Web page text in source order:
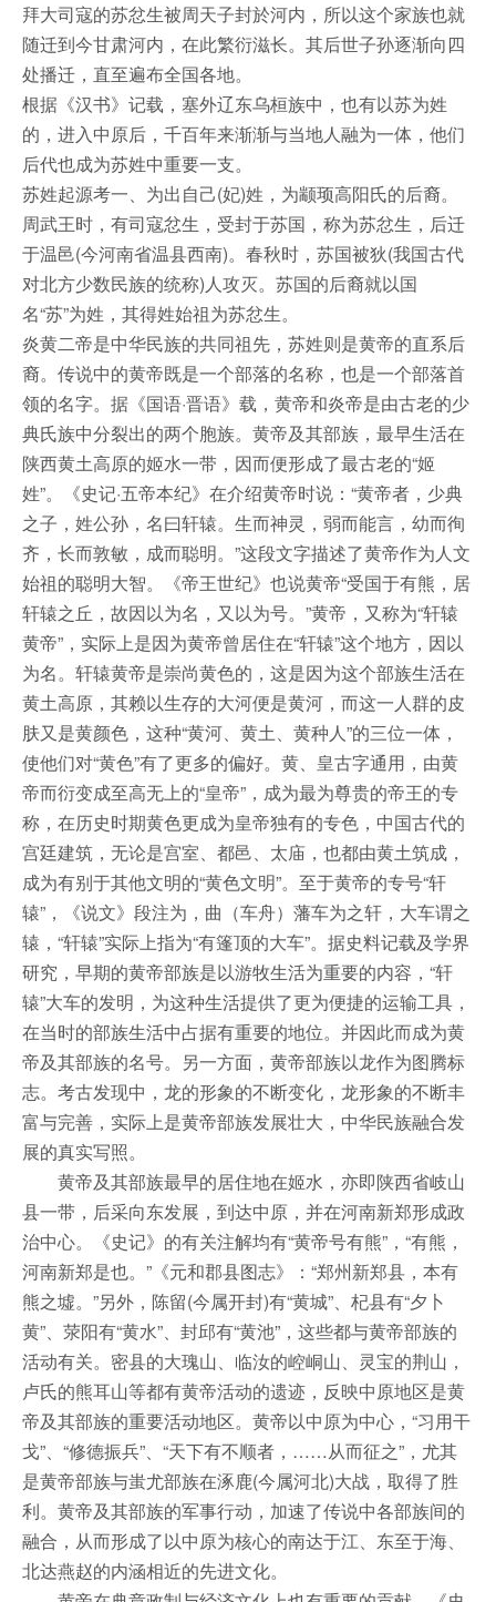
拜大司寇的苏忿生被周天子封於河内，所以这个家族也就
随迁到今甘肃河内，在此繁衍滋长。其后世子孙逐渐向四
处播迁，直至遍布全国各地。
根据《汉书》记载，塞外辽东乌桓族中，也有以苏为姓
的，进入中原后，千百年来渐渐与当地人融为一体，他们
后代也成为苏姓中重要一支。
苏姓起源考一、为出自己(妃)姓，为颛顼高阳氏的后裔。
周武王时，有司寇忿生，受封于苏国，称为苏忿生，后迁
于温邑(今河南省温县西南)。春秋时，苏国被狄(我国古代
对北方少数民族的统称)人攻灭。苏国的后裔就以国
名“苏”为姓，其得姓始祖为苏忿生。
炎黄二帝是中华民族的共同祖先，苏姓则是黄帝的直系后
裔。传说中的黄帝既是一个部落的名称，也是一个部落首
领的名字。据《国语·晋语》载，黄帝和炎帝是由古老的少
典氏族中分裂出的两个胞族。黄帝及其部族，最早生活在
陕西黄土高原的姬水一带，因而便形成了最古老的“姬
姓”。《史记·五帝本纪》在介绍黄帝时说：“黄帝者，少典
之子，姓公孙，名曰轩辕。生而神灵，弱而能言，幼而徇
齐，长而敦敏，成而聪明。”这段文字描述了黄帝作为人文
始祖的聪明大智。《帝王世纪》也说黄帝“受国于有熊，居
轩辕之丘，故因以为名，又以为号。”黄帝，又称为“轩辕
黄帝”，实际上是因为黄帝曾居住在“轩辕”这个地方，因以
为名。轩辕黄帝是崇尚黄色的，这是因为这个部族生活在
黄土高原，其赖以生存的大河便是黄河，而这一人群的皮
肤又是黄颜色，这种“黄河、黄土、黄种人”的三位一体，
使他们对“黄色”有了更多的偏好。黄、皇古字通用，由黄
帝而衍变成至高无上的“皇帝”，成为最为尊贵的帝王的专
称，在历史时期黄色更成为皇帝独有的专色，中国古代的
宫廷建筑，无论是宫室、都邑、太庙，也都由黄土筑成，
成为有别于其他文明的“黄色文明”。至于黄帝的专号“轩
辕”，《说文》段注为，曲（车舟）藩车为之轩，大车谓之
辕，“轩辕”实际上指为“有篷顶的大车”。据史料记载及学界
研究，早期的黄帝部族是以游牧生活为重要的内容，“轩
辕”大车的发明，为这种生活提供了更为便捷的运输工具，
在当时的部族生活中占据有重要的地位。并因此而成为黄
帝及其部族的名号。另一方面，黄帝部族以龙作为图腾标
志。考古发现中，龙的形象的不断变化，龙形象的不断丰
富与完善，实际上是黄帝部族发展壮大，中华民族融合发
展的真实写照。
黄帝及其部族最早的居住地在姬水，亦即陕西省岐山
县一带，后采向东发展，到达中原，并在河南新郑形成政
治中心。《史记》的有关注解均有“黄帝号有熊”，“有熊，
河南新郑是也。”《元和郡县图志》：“郑州新郑县，本有
熊之墟。”另外，陈留(今属开封)有“黄城”、杞县有“夕卜
黄”、荥阳有“黄水”、封邱有“黄池”，这些都与黄帝部族的
活动有关。密县的大瑰山、临汝的崆峒山、灵宝的荆山，
卢氏的熊耳山等都有黄帝活动的遗迹，反映中原地区是黄
帝及其部族的重要活动地区。黄帝以中原为中心，“习用干
戈”、“修德振兵”、“天下有不顺者，……从而征之”，尤其
是黄帝部族与蚩尤部族在涿鹿(今属河北)大战，取得了胜
利。黄帝及其部族的军事行动，加速了传说中各部族间的
融合，从而形成了以中原为核心的南达于江、东至于海、
北达燕赵的内涵相近的先进文化。